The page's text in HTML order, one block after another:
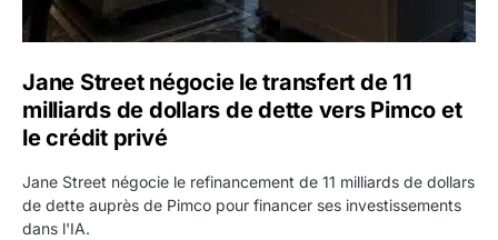
Jane Street négocie le transfert de 11
milliards de dollars de dette vers Pimco et
le crédit privé
Jane Street négocie le refinancement de 11 milliards de dollars
de dette auprès de Pimco pour financer ses investissements
dans l'IA.